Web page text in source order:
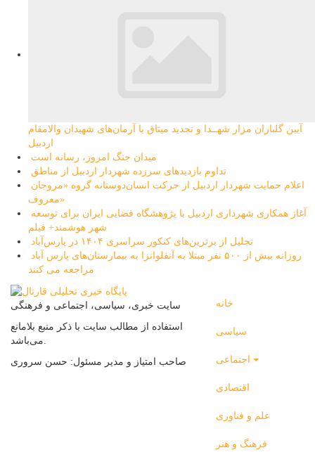
آیین گلباران مزار شهــدا و تجدید میثاق با آرمان‌های شهیدان والامقام
اردبیل
میدان جنگ امروز، رسانه است
تداوم بازدیدهای سرزده شهردار اردبیل از مناطق
معروف»
شهر هوشمند+ فیلم
مراجعه می کنند
خانه
سیاسی
اقتصادی
علم و فناوری
فرهنگ و هنر
سایت خبری، سیاسی، اجتماعی و فرهنگی
استفاده از مطالب سایت با ذکر منبع بلامانع
صاحب امتیاز و مدیر مسئول: حسن سروری